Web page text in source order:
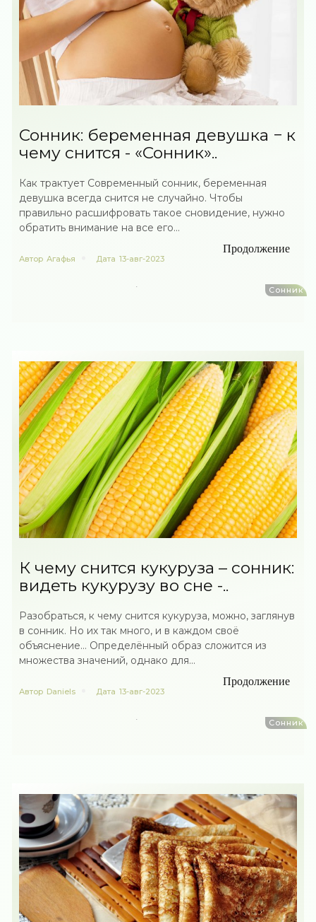
Сонник: беременная девушка − к
чему снится - «Сонник»..
Как трактует Современный сонник, беременная
девушка всегда снится не случайно. Чтобы
правильно расшифровать такое сновидение, нужно
обратить внимание на все его...
Продолжение
Автор Агафья Дата 13-авг-2023
Сонник
К чему снится кукуруза – сонник:
видеть кукурузу во сне -..
Разобраться, к чему снится кукуруза, можно, заглянув
в сонник. Но их так много, и в каждом своё
объяснение… Определённый образ сложится из
множества значений, однако для...
Продолжение
Автор Daniels Дата 13-авг-2023
Сонник